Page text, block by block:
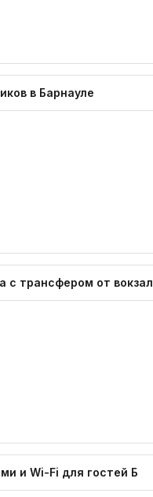
в Барнауле
с трансфером от вокзал
и Wi-Fi для гостей Б